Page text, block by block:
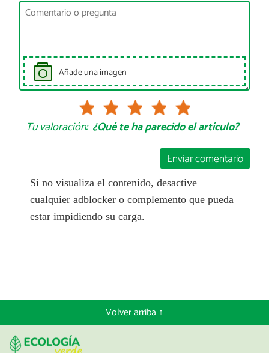
Añade una imagen
Tu valoración: ¿Qué te ha parecido el artículo?
Enviar comentario
Si no visualiza el contenido, desactive
cualquier adblocker o complemento que pueda
estar impidiendo su carga.
Volver arriba ↑